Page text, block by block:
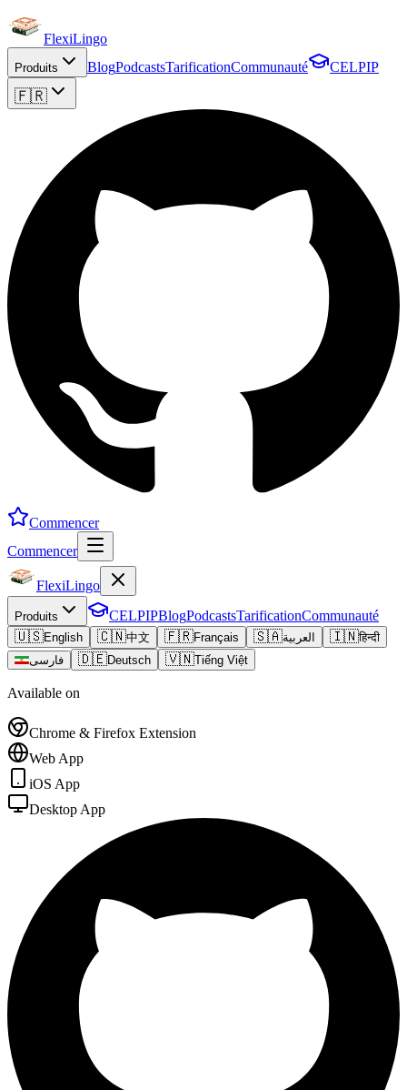
FlexiLingo
Produits BlogPodcastsTarificationCommunauté CELPIP
🇫🇷
Commencer
Commencer
FlexiLingo
Produits CELPIPBlogPodcastsTarificationCommunauté
🇺🇸English 🇨🇳中文 🇫🇷Français 🇸🇦العربية 🇮🇳हिन्दी
فارسی
🇩🇪Deutsch 🇻🇳Tiếng Việt
Available on
Chrome & Firefox Extension
Web App
iOS App
Desktop App